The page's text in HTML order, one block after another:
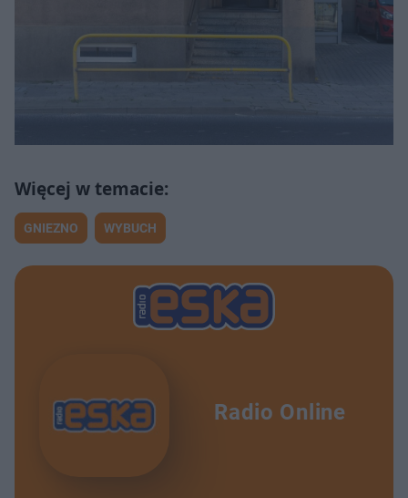
GNIEZNO WYBUCH
Radio Online